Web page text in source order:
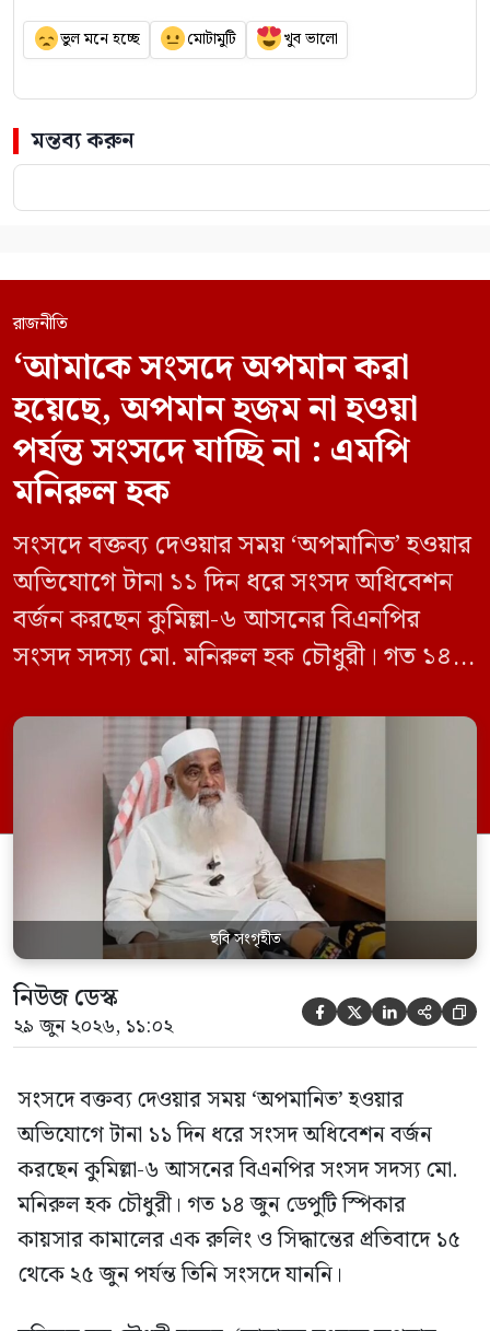
ভুল মনে হচ্ছে মোটামুটি খুব ভালো
মন্তব্য করুন
রাজনীতি
‘আমাকে সংসদে অপমান করা
হয়েছে, অপমান হজম না হওয়া
পর্যন্ত সংসদে যাচ্ছি না : এমপি
মনিরুল হক
সংসদে বক্তব্য দেওয়ার সময় ‘অপমানিত’ হওয়ার
অভিযোগে টানা ১১ দিন ধরে সংসদ অধিবেশন
বর্জন করছেন কুমিল্লা-৬ আসনের বিএনপির
সংসদ সদস্য মো. মনিরুল হক চৌধুরী। গত ১৪
রুলিং ও সিদ্ধান্তের প্রতিবাদে ১৫ থেকে ২৫ জুন
পর্যন্ত তিনি সংসদে যাননি। মনিরুল হক চৌধুরী
বলেন, ‘আমাকে সংসদে অপমান করা হয়েছে।
স্পিকার ফোন […]
ছবি সংগৃহীত
নিউজ ডেস্ক
২৯ জুন ২০২৬, ১১:০২     
সংসদে বক্তব্য দেওয়ার সময় ‘অপমানিত’ হওয়ার
অভিযোগে টানা ১১ দিন ধরে সংসদ অধিবেশন বর্জন
করছেন কুমিল্লা-৬ আসনের বিএনপির সংসদ সদস্য মো.
মনিরুল হক চৌধুরী। গত ১৪ জুন ডেপুটি স্পিকার
কায়সার কামালের এক রুলিং ও সিদ্ধান্তের প্রতিবাদে ১৫
থেকে ২৫ জুন পর্যন্ত তিনি সংসদে যাননি।